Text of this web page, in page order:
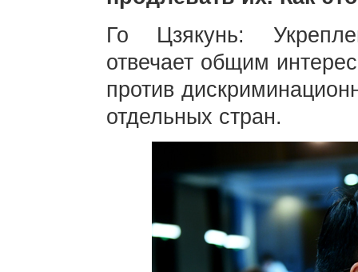
Го Цзякунь:
отвечает общим
против
отдельных стран.